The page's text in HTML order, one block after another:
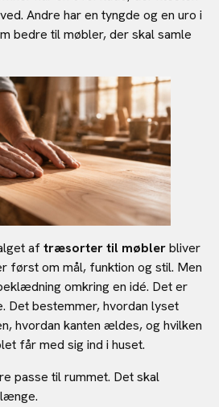
Andre har en tyngde og en uro i
bedre til møbler, der skal samle
aftræsorter til møblerbliver
først om mål, funktion og stil. Men
omkring en idé. Det er
Det bestemmer, hvordan lyset
hvordan kanten ældes, og hvilken
får med sig ind i huset.
passe til rummet. Det skal